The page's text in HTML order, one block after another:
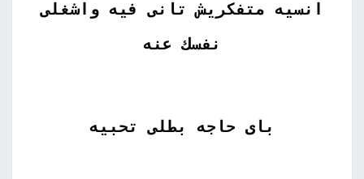
انسيه متفكريش تانى فيه واشغلى
نفسك عنه
باى حاجه بطلى تحبيه